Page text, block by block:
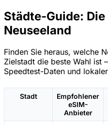
Städte-Guide:
Neuseeland
Finden Sie heraus, welche
Zielstadt die beste Wahl ist
Speedtest-Daten und
Stadt
Empfohlener
eSIM-
Anbieter